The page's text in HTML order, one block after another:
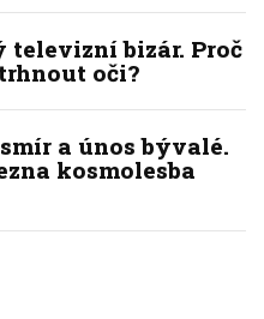
bizár. Proč
oči?
a únos bývalé.
kosmolesba